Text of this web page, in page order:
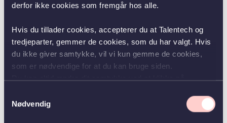
derfor ikke cookies som fremgår hos alle.
Hvis du tillader cookies, accepterer du at Talentech og
tredjeparter, gemmer de cookies, som du har valgt. Hvis
du ikke giver samtykke, vil vi kun gemme de cookies,
som er nødvendige for at du kan bruge siden.
Nødvendig